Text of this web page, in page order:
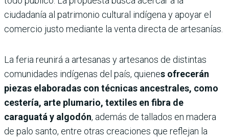
ciudadanía al patrimonio cultural indígena y apoyar el
comercio justo mediante la venta directa de artesanías.
La feria reunirá a artesanas y artesanos de distintas
comunidades indígenas del país, quienes ofrecerán
piezas elaboradas con técnicas ancestrales, como
cestería, arte plumario, textiles en fibra de
caraguatá y algodón, además de tallados en madera
de palo santo, entre otras creaciones que reflejan la